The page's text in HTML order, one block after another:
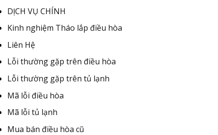
DỊCH VỤ CHÍNH
Kinh nghiệm Tháo lắp điều hòa
Liên Hệ
Lỗi thường gặp trên điều hòa
Lỗi thường gặp trên tủ lạnh
Mã lỗi điều hòa
Mã lỗi tủ lạnh
Mua bán điều hòa cũ